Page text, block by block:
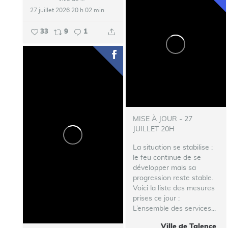
27 juillet 2026 20 h 02 min
33 9 1
MISE À JOUR - 27
JUILLET 20H
La situation se stabilise :
le feu continue de se
développer mais sa
progression reste stable.
Voici la liste des mesures
prises ce jour :
L’ensemble des services...
Ville de Talence